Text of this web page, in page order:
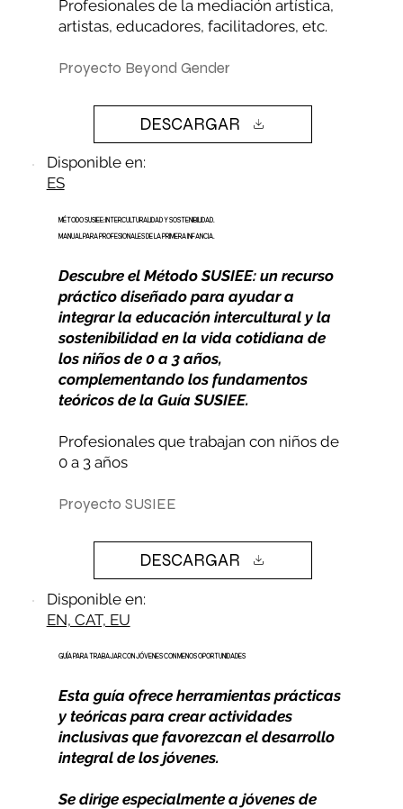
Profesionales de la mediación artística,
artistas, educadores, facilitadores, etc.
Proyecto Beyond Gender
DESCARGAR
Disponible en:
ES
MÉTODO SUSIEE: INTERCULTURALIDAD Y SOSTENIBILIDAD.
MANUAL PARA PROFESIONALES DE LA PRIMERA INFANCIA.
Descubre el Método SUSIEE: un recurso
práctico diseñado para ayudar a
integrar la educación intercultural y la
sostenibilidad en la vida cotidiana de
los niños de 0 a 3 años,
complementando los fundamentos
teóricos de la Guía SUSIEE.
Profesionales que trabajan con niños de
0 a 3 años
Proyecto SUSIEE
DESCARGAR
Disponible en:
EN, CAT, EU
GUÍA PARA TRABAJAR CON JÓVENES CON MENOS OPORTUNIDADES
Esta guía ofrece herramientas prácticas
y teóricas para crear actividades
inclusivas que favorezcan el desarrollo
integral de los jóvenes.
Se dirige especialmente a jóvenes de